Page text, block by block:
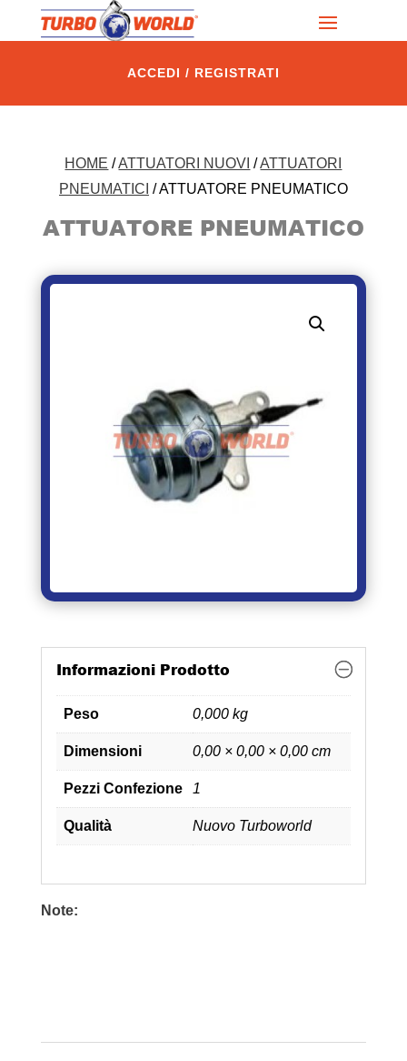
ACCEDI / REGISTRATI
HOME /ATTUATORI NUOVI /ATTUATORI
PNEUMATICI / ATTUATORE PNEUMATICO
ATTUATORE PNEUMATICO
Informazioni Prodotto
Peso 0,000 kg
Dimensioni 0,00 × 0,00 × 0,00 cm
Pezzi Confezione 1
Qualità Nuovo Turboworld
Note: